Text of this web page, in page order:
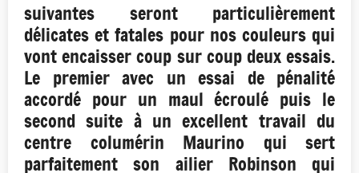
suivantes seront particulièrement
délicates et fatales pour nos couleurs qui
vont encaisser coup sur coup deux essais.
Le premier avec un essai de pénalité
accordé pour un maul écroulé puis le
second suite à un excellent travail du
centre columérin Maurino qui sert
parfaitement son ailier Robinson qui